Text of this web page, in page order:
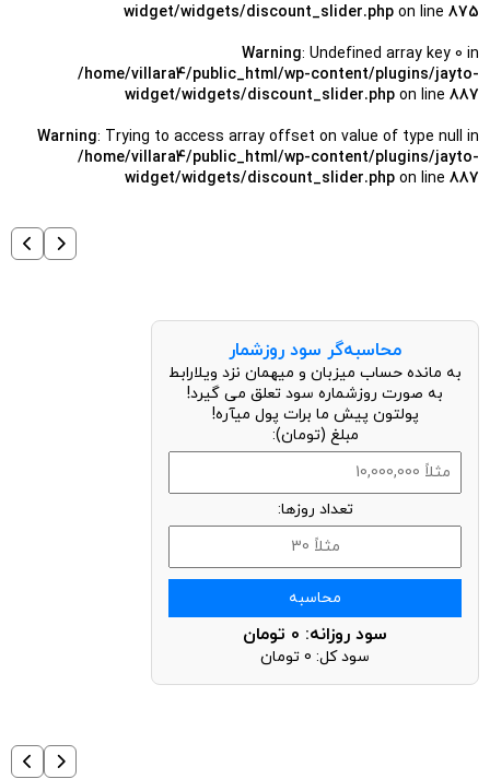
widget/widgets/discount_slider.php on line 875
Warning: Undefined array key 0 in
/home/villara4/public_html/wp-content/plugins/jayto-
widget/widgets/discount_slider.php on line 887
Warning: Trying to access array offset on value of type null in
/home/villara4/public_html/wp-content/plugins/jayto-
widget/widgets/discount_slider.php on line 887
محاسبه‌گر سود روزشمار
به مانده حساب میزبان و میهمان نزد ویلارابط
به صورت روزشماره سود تعلق می گیرد!
پولتون پیش ما برات پول میآره!
مبلغ (تومان):
تعداد روزها:
محاسبه
سود روزانه: 0 تومان
سود کل: 0 تومان